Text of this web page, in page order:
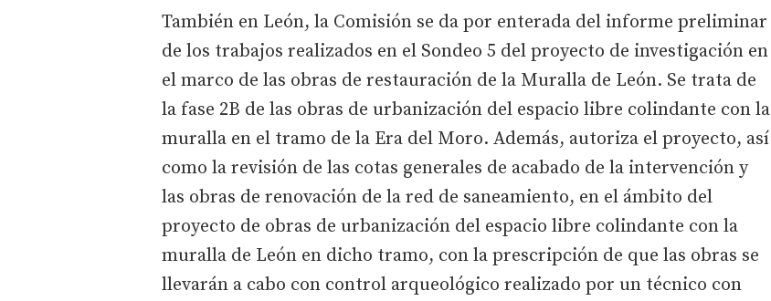
También en León, la Comisión se da por enterada del informe preliminar
de los trabajos realizados en el Sondeo 5 del proyecto de investigación en
el marco de las obras de restauración de la Muralla de León. Se trata de
la fase 2B de las obras de urbanización del espacio libre colindante con la
muralla en el tramo de la Era del Moro. Además, autoriza el proyecto, así
como la revisión de las cotas generales de acabado de la intervención y
las obras de renovación de la red de saneamiento, en el ámbito del
proyecto de obras de urbanización del espacio libre colindante con la
muralla de León en dicho tramo, con la prescripción de que las obras se
llevarán a cabo con control arqueológico realizado por un técnico con